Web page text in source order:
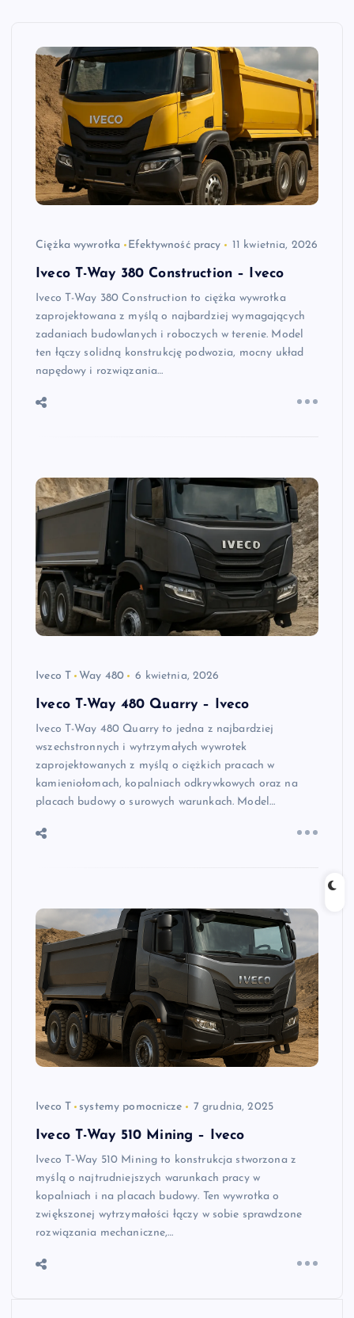
Ciężka wywrotka Efektywność pracy 11 kwietnia, 2026
Iveco T-Way 380 Construction – Iveco
Iveco T-Way 380 Construction to ciężka wywrotka
zaprojektowana z myślą o najbardziej wymagających
zadaniach budowlanych i roboczych w terenie. Model
ten łączy solidną konstrukcję podwozia, mocny układ
napędowy i rozwiązania…
Iveco T Way 480 6 kwietnia, 2026
Iveco T-Way 480 Quarry – Iveco
Iveco T-Way 480 Quarry to jedna z najbardziej
wszechstronnych i wytrzymałych wywrotek
zaprojektowanych z myślą o ciężkich pracach w
kamieniołomach, kopalniach odkrywkowych oraz na
placach budowy o surowych warunkach. Model…
Iveco T systemy pomocnicze 7 grudnia, 2025
Iveco T-Way 510 Mining – Iveco
Iveco T‑Way 510 Mining to konstrukcja stworzona z
myślą o najtrudniejszych warunkach pracy w
kopalniach i na placach budowy. Ten wywrotka o
zwiększonej wytrzymałości łączy w sobie sprawdzone
rozwiązania mechaniczne,…